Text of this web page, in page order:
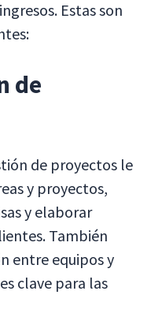
Estas son
de
de proyectos le
y proyectos,
y elaborar
También
entre equipos y
clave para las